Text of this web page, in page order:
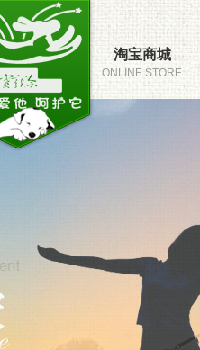
淘宝商城
ONLINE STORE